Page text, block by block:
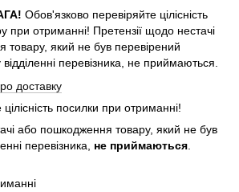
Обов'язково перевіряйте цілісність
при отриманні! Претензії щодо нестачі
товару, який не був перевірений
перевізника, не приймаються.
доставку
посилки при отриманні!
або пошкодження товару, який не був
перевізника, не приймаються